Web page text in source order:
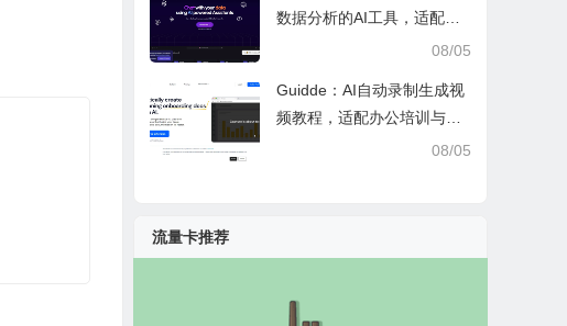
数据分析的AI工具，适配办
公调研与个人工作效率提升
08/05
Guidde：AI自动录制生成视
频教程，适配办公培训与客
08/05
流量卡推荐